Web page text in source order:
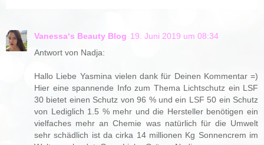
Vanessa‘s Beauty Blog 19. Juni 2019 um 08:34
Antwort von Nadja:
Hallo Liebe Yasmina vielen dank für Deinen Kommentar =)
Hier eine spannende Info zum Thema Lichtschutz ein LSF
30 bietet einen Schutz von 96 % und ein LSF 50 ein Schutz
von Lediglich 1.5 % mehr und die Hersteller benötigen ein
vielfaches mehr an Chemie was natürlich für die Umwelt
sehr schädlich ist da cirka 14 millionen Kg Sonnencrem im